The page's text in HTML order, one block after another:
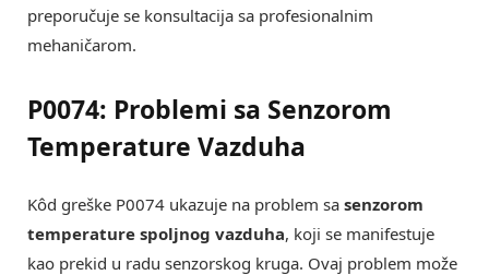
preporučuje se konsultacija sa profesionalnim
mehaničarom.
P0074: Problemi sa Senzorom
Temperature Vazduha
Kôd greške P0074 ukazuje na problem sa senzorom
temperature spoljnog vazduha, koji se manifestuje
kao prekid u radu senzorskog kruga. Ovaj problem može